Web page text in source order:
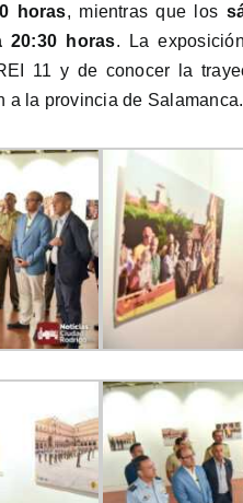
horas, mientras que los
20:30 horas. La
11 y de conocer la
a la provincia de Salamanca.